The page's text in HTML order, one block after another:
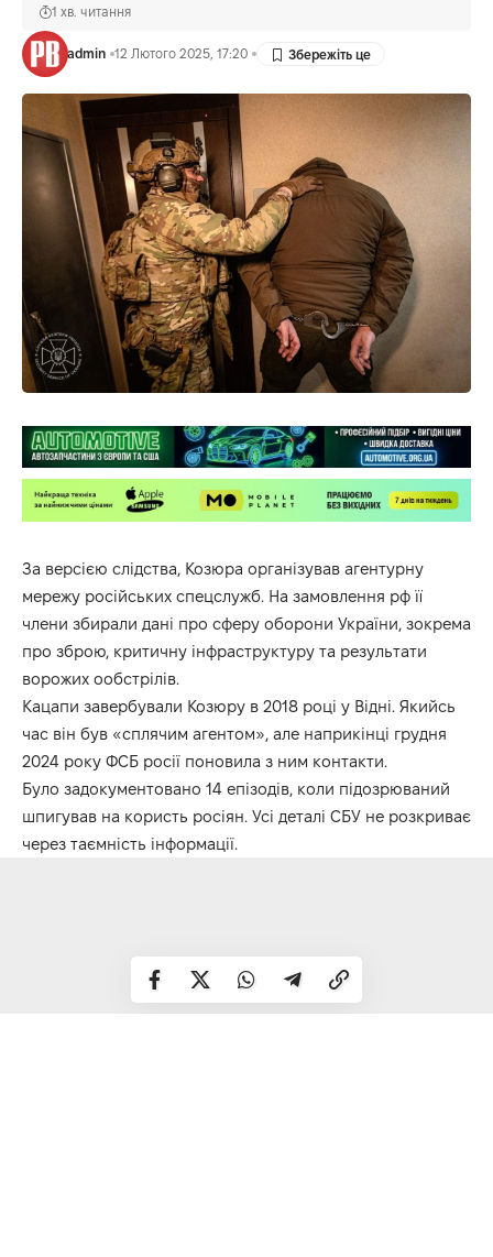
admin 12 Лютого 2025, 17:20
1 хв. читання
За версією слідства, Козюра організував агентурну
мережу російських спецслужб. На замовлення рф її
члени збирали дані про сферу оборони України, зокрема
про зброю, критичну інфраструктуру та результати
ворожих ообстрілів.
Кацапи завербували Козюру в 2018 році у Відні. Якийсь
час він був «сплячим агентом», але наприкінці грудня
2024 року ФСБ росії поновила з ним контакти.
Було задокументовано 14 епізодів, коли підозрюваний
шпигував на користь росіян. Усі деталі СБУ не розкриває
через таємність інформації.